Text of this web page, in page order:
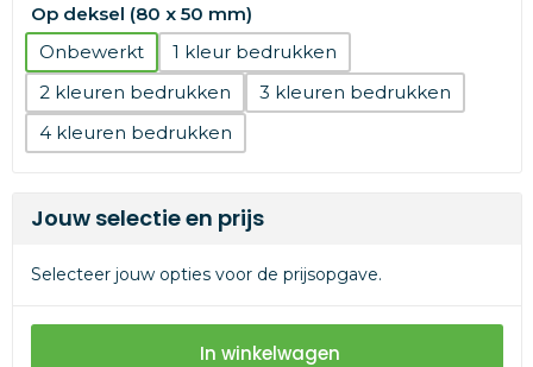
Op deksel (80 x 50 mm)
Onbewerkt
1
2
3
4
Jouw selectie en prijs
Selecteer jouw opties voor de prijsopgave.
In winkelwagen